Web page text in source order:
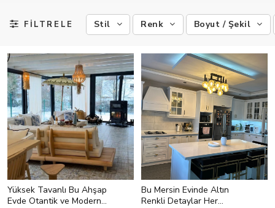
FİLTRELE Stil Renk Boyut / Şekil
Yüksek Tavanlı Bu Ahşap
Evde Otantik ve Modern
Bu Mersin Evinde Altın
Renkli Detaylar Her